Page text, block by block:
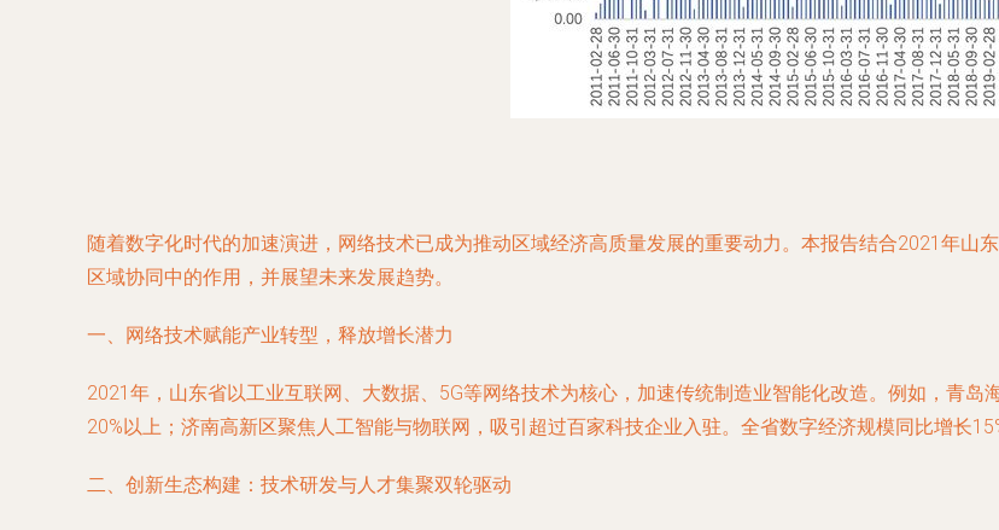
随着数字化时代的加速演进，网络技术已成为推动区域经济高质量发展的重要动力。本报告结合2021年山
区域协同中的作用，并展望未来发展趋势。
一、网络技术赋能产业转型，释放增长潜力
2021年，山东省以工业互联网、大数据、5G等网络技术为核心，加速传统制造业智能化改造。例如，青
20%以上；济南高新区聚焦人工智能与物联网，吸引超过百家科技企业入驻。全省数字经济规模同比增长
二、创新生态构建：技术研发与人才集聚双轮驱动